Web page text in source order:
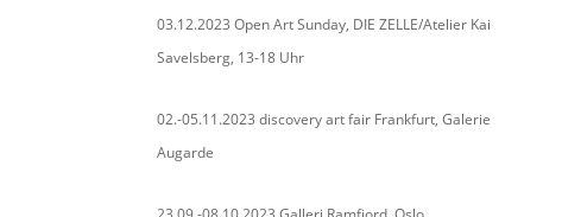
03.12.2023 Open Art Sunday, DIE ZELLE/Atelier Kai
Savelsberg, 13-18 Uhr
02.-05.11.2023 discovery art fair Frankfurt, Galerie
Augarde